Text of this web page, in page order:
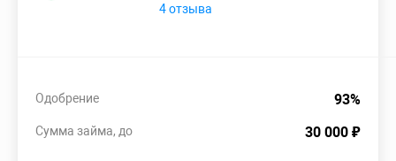
4 отзыва
93%
Одобрение
30 000 ₽
Сумма займа, до